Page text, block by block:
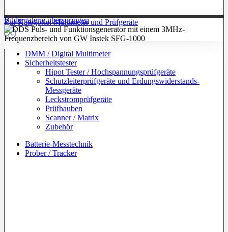
Zur Kategorie: Multimeter und Prüfgeräte
DMM / Digital Multimeter
Sicherheitstester
Hipot Tester / Hochspannungsprüfgeräte
Schutzleiterprüfgeräte und Erdungswiderstands-
Messgeräte
Leckstromprüfgeräte
Prüfhauben
Scanner / Matrix
Zubehör
Batterie-Messtechnik
Prober / Tracker
Bildergalerie überspringen